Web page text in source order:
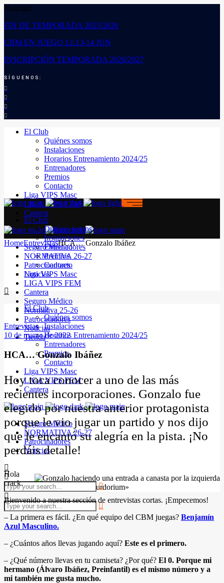
Noticias:
FIN DE TEMPORADA 2025/2026
CBM EN JUEGO 12-13-14 JUN
INSCRIPCIÓN TEMPORADA 2026/2027
SÍGUENOS:
El Club
Quiénes somos
Instalaciones
Horarios Entrenamiento 2024/25
Entrenadores
Premios
Contacto
Liga VIPS Masc
LIGA VIPS FEM
Cantera
Seguro Médico
NORMATIVA 26-27
Patrocinadores
Noticias
El Club
Quiénes somos
Instalaciones
Horarios Entrenamiento 2024/25
Entrenadores
Premios
Contacto
Liga VIPS Masc
LIGA VIPS FEM
Cantera
Seguro Médico
NORMATIVA 26-27
Patrocinadores
Noticias
El Club
Quiénes somos
Instalaciones
Entrenadores
Premios
Contacto
Liga VIPS Masc
LIGA VIPS FEM
Cantera
Seguro Médico
Normativa 25-26
Patrocinadores
Noticias
Tienda
HomeEntrevistasHCA… Gonzalo Ibáñez
Entrevistas
10 de marzo de 2022
HCA… Gonzalo Ibáñez
Hoy toca conocer a uno de las más
recientes incorporaciones. Gonzalo fue
elegido por nuestra anterior protagonista
porque le vio jugar un partido y nos dijo
que le encantó su alegría en la pista. ¡No
perdáis detalle!
Calidad «desde el zurdorium»
Hola
crack.
Bienvenido a nuestra sección de entrevistas cortas. ¡Empecemos!
– La primera es fácil. ¿En qué equipo del CBM juegas? Benjamín
Azul Masculino.
– ¿Cuántos años llevas jugando aquí? Este es el primero.
– ¿Qué número llevas en tu camiseta? ¿Por qué? El 0. Porque mi
hermano (Álvaro Ibáñez, Preinfantil) es el mismo número y a
mi también me gusta mucho.